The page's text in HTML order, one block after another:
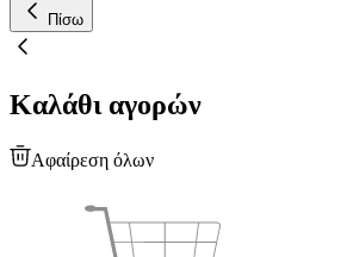
Πίσω
Καλάθι αγορών
Αφαίρεση όλων